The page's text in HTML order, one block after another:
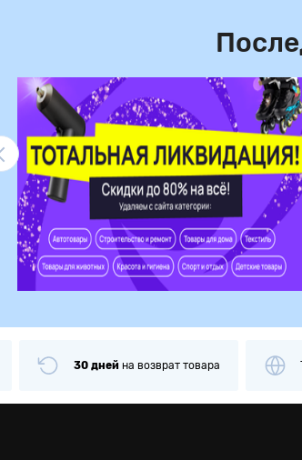
30 дней на возврат товара